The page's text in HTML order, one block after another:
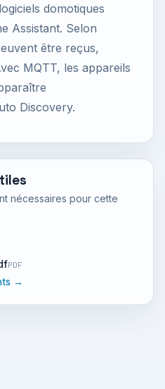
domotiques
Assistant. Selon
être reçus,
MQTT, les appareils
Discovery.
nécessaires pour cette
PDF
→